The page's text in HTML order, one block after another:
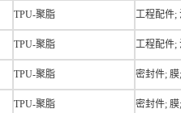
TPU-聚脂 工程配件;
TPU-聚脂 工程配件;
TPU-聚脂 密封件;
TPU-聚脂 密封件;